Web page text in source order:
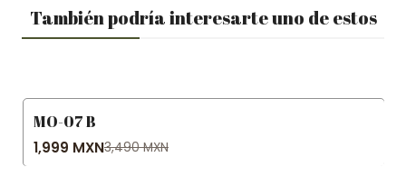
También podría interesarte uno de estos
-43% OFF
MO-07 B
1,999 MXN3,490 MXN